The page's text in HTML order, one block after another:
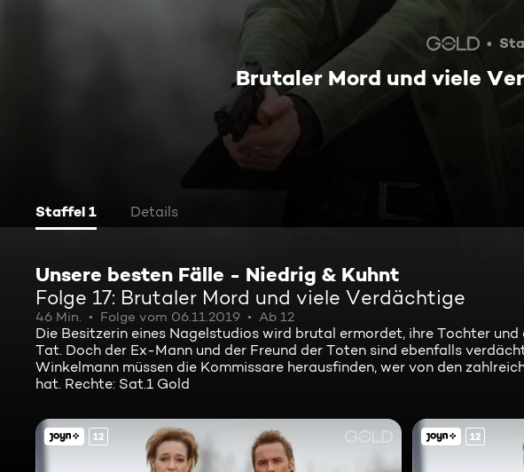
Brutaler Mord und viele
Staffel 1 Details
Unsere besten Fälle - Niedrig & Kuhnt
Folge 17: Brutaler Mord und viele Verdächtige
46 Min. Folge vom 06.11.2019 Ab 12
Die Besitzerin eines Nagelstudios wird brutal ermordet, ihre Tochter
Tat. Doch der Ex-Mann und der Freund der Toten sind ebenfalls
Winkelmann müssen die Kommissare herausfinden, wer von den
hat. Rechte: Sat.1 Gold
12 12